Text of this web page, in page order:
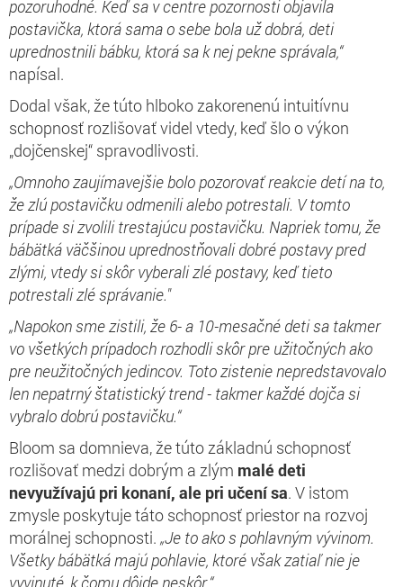
pozoruhodné. Keď sa v centre pozornosti objavila
postavička, ktorá sama o sebe bola už dobrá, deti
uprednostnili bábku, ktorá sa k nej pekne správala,“
napísal.
Dodal však, že túto hlboko zakorenenú intuitívnu
schopnosť rozlišovať videl vtedy, keď šlo o výkon
„dojčenskej“ spravodlivosti.
„Omnoho zaujímavejšie bolo pozorovať reakcie detí na to,
že zlú postavičku odmenili alebo potrestali. V tomto
prípade si zvolili trestajúcu postavičku. Napriek tomu, že
bábätká väčšinou uprednostňovali dobré postavy pred
zlými, vtedy si skôr vyberali zlé postavy, keď tieto
potrestali zlé správanie."
„Napokon sme zistili, že 6- a 10-mesačné deti sa takmer
vo všetkých prípadoch rozhodli skôr pre užitočných ako
pre neužitočných jedincov. Toto zistenie nepredstavovalo
len nepatrný štatistický trend - takmer každé dojča si
vybralo dobrú postavičku.“
Bloom sa domnieva, že túto základnú schopnosť
rozlišovať medzi dobrým a zlým malé deti
nevyužívajú pri konaní, ale pri učení sa. V istom
zmysle poskytuje táto schopnosť priestor na rozvoj
morálnej schopnosti. „Je to ako s pohlavným vývinom.
Všetky bábätká majú pohlavie, ktoré však zatiaľ nie je